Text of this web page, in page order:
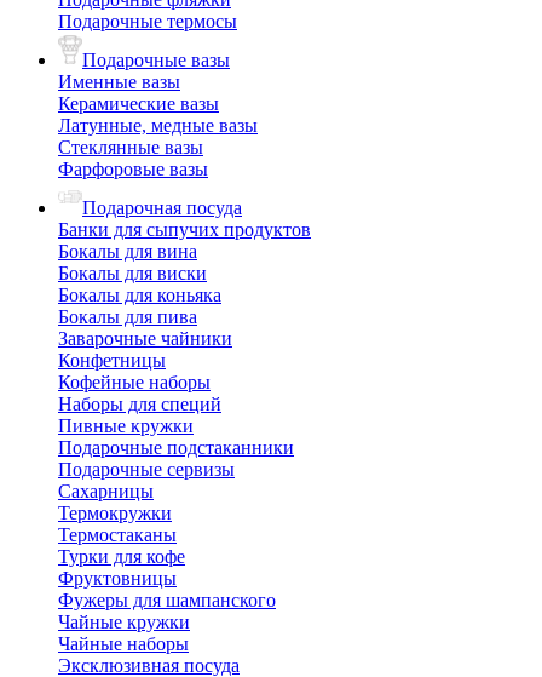
Подарочные термосы
Подарочные вазы
Именные вазы
Керамические вазы
Латунные, медные вазы
Стеклянные вазы
Фарфоровые вазы
Подарочная посуда
Банки для сыпучих продуктов
Бокалы для вина
Бокалы для виски
Бокалы для коньяка
Бокалы для пива
Заварочные чайники
Конфетницы
Кофейные наборы
Наборы для специй
Пивные кружки
Подарочные подстаканники
Подарочные сервизы
Сахарницы
Термокружки
Термостаканы
Турки для кофе
Фруктовницы
Фужеры для шампанского
Чайные кружки
Чайные наборы
Эксклюзивная посуда